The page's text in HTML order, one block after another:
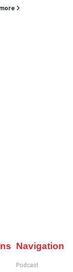
Navigation
Podcast